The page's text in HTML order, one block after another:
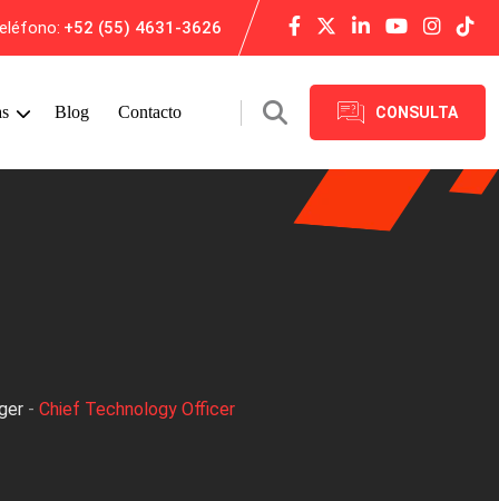
+52 (55) 4631-3626
Blog Contacto CONSULTA
- Chief Technology Officer